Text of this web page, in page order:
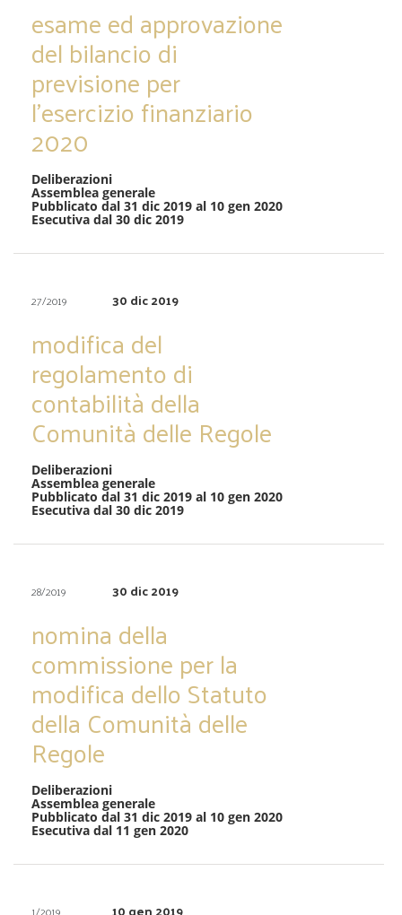
esame ed approvazione
del bilancio di
previsione per
l’esercizio finanziario
2020
Deliberazioni
Assemblea generale
Pubblicato dal 31 dic 2019 al 10 gen 2020
Esecutiva dal 30 dic 2019
27/2019 30 dic 2019
modifica del
regolamento di
contabilità della
Comunità delle Regole
Deliberazioni
Assemblea generale
Pubblicato dal 31 dic 2019 al 10 gen 2020
Esecutiva dal 30 dic 2019
28/2019 30 dic 2019
nomina della
commissione per la
modifica dello Statuto
della Comunità delle
Regole
Deliberazioni
Assemblea generale
Pubblicato dal 31 dic 2019 al 10 gen 2020
Esecutiva dal 11 gen 2020